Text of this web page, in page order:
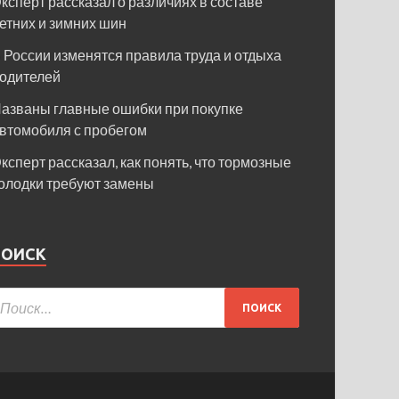
и зимних шин
России изменятся правила труда и отдыха
главные ошибки при покупке
с пробегом
рассказал, как понять, что тормозные
требуют замены